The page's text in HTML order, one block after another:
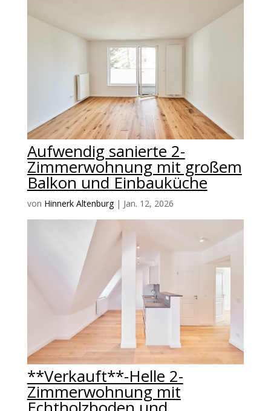
Aufwendig sanierte 2-
Zimmerwohnung mit großem
Balkon und Einbauküche
von Hinnerk Altenburg| Jan. 12, 2026
**Verkauft**-Helle 2-
Zimmerwohnung mit